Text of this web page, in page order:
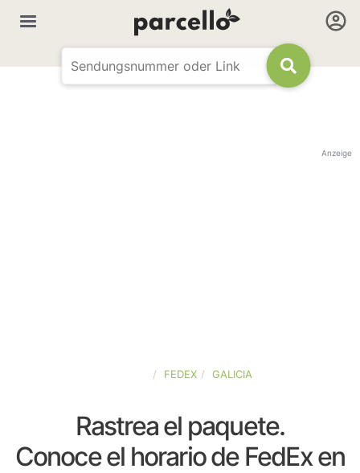
Anzeige
FEDEX GALICIA
Rastrea el paquete.
Conoce el horario de FedEx en